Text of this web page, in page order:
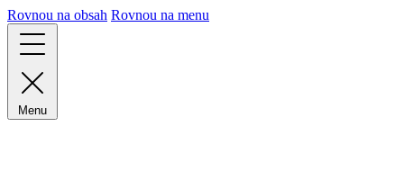
Rovnou na obsah Rovnou na menu
Menu